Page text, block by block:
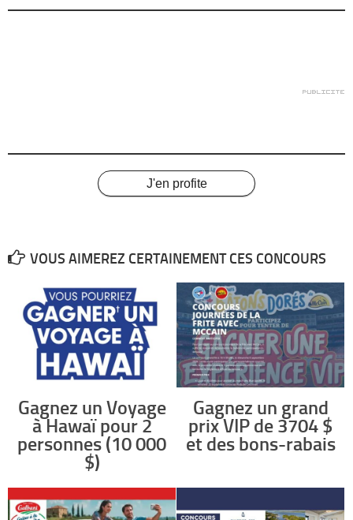
J'en profite
VOUS AIMEREZ CERTAINEMENT CES CONCOURS
Gagnez un Voyage
à Hawaï pour 2
personnes (10 000
$)
Gagnez un grand
prix VIP de 3704 $
et des bons-rabais